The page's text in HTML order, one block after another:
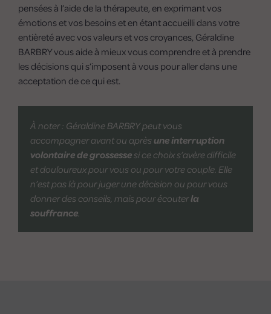
pensées à l’aide de la thérapeute, en exprimant vos
émotions et vos besoins et en étant accueilli dans votre
entièreté avec vos valeurs et vos croyances, Géraldine
BARBRY vous aide à mieux vous comprendre et à prendre
les décisions qui s’imposent à vous pour aller dans une
acceptation de ce qui est.
À noter : Géraldine BARBRY peut vous
accompagner avant ou après une interruption
volontaire de grossessesi ce choix s’avère difficile
et douloureux pour vous ou pour votre couple. Elle
n’est pas là pour juger une décision ou pour vous
donner des conseils, mais pour écouterla
souffrance.